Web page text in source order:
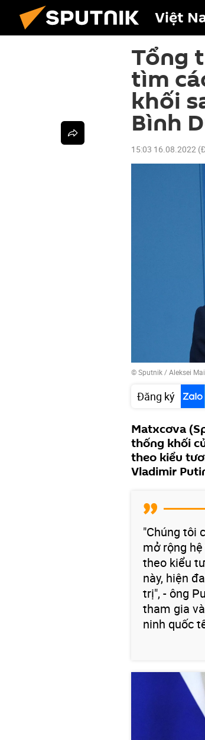
Việt
Tổng
tìm
khối
Bình
15:03 16.08.2022
© Sputnik / Aleksei
Đăng ký
Matxcơva
thống khối
theo kiểu
Vladimir
"Chúng tôi
mở rộng
theo kiểu
này, hiện
trị", - ông
tham gia
ninh quốc